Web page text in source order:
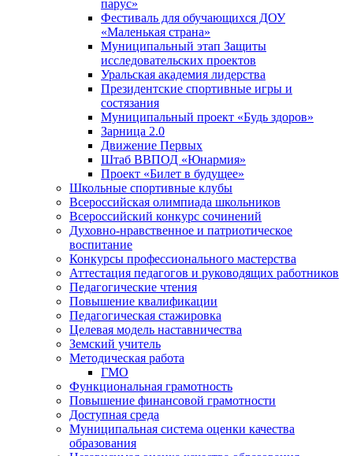
парус»
Фестиваль для обучающихся ДОУ
«Маленькая страна»
Муниципальный этап Защиты
исследовательских проектов
Уральская академия лидерства
Президентские спортивные игры и
состязания
Муниципальный проект «Будь здоров»
Зарница 2.0
Движение Первых
Штаб ВВПОД «Юнармия»
Проект «Билет в будущее»
Школьные спортивные клубы
Всероссийская олимпиада школьников
Всероссийский конкурс сочинений
Духовно-нравственное и патриотическое
воспитание
Конкурсы профессионального мастерства
Аттестация педагогов и руководящих работников
Педагогические чтения
Повышение квалификации
Педагогическая стажировка
Целевая модель наставничества
Земский учитель
Методическая работа
ГМО
Функциональная грамотность
Повышение финансовой грамотности
Доступная среда
Муниципальная система оценки качества
образования